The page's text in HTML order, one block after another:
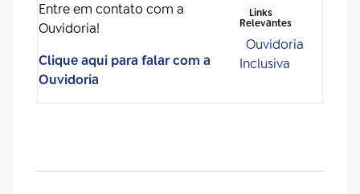
Entre em contato com a
Ouvidoria!
Clique aqui para falar com a
Ouvidoria
Links
Relevantes
Ouvidoria
Inclusiva